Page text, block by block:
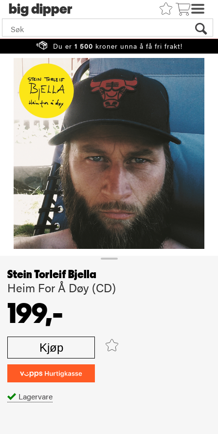
big
Du er 1 500 kroner unna å få fri frakt!
Stein Torleif Bjella
Heim For Å Døy (CD)
199,-
Kjøp
Lagervare